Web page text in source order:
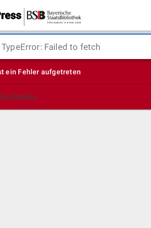
TypeError: Failed to fetch
ein Fehler aufgetreten
Details